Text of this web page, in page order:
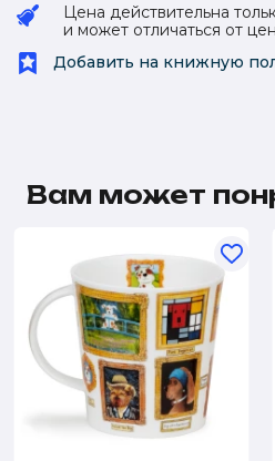
Цена действительна
и может отличаться от
Добавить на книжную
Вам может